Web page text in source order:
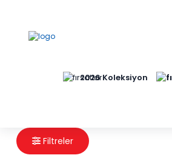
2026 Koleksiyon
Filtreler